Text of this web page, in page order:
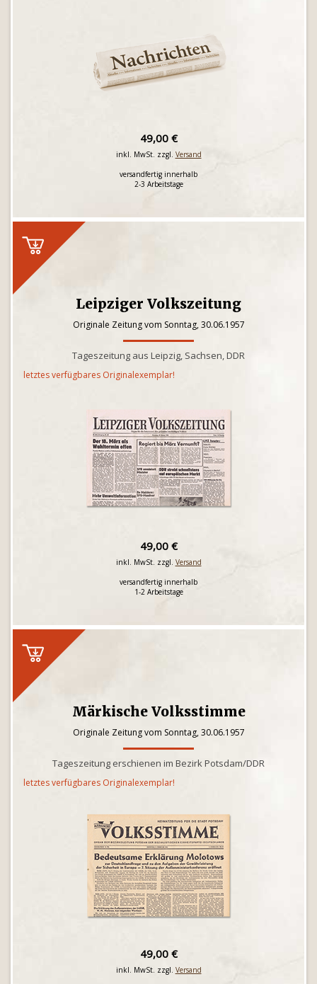
49,00 €
inkl. MwSt. zzgl. Versand
versandfertig innerhalb
2-3 Arbeitstage
Leipziger Volkszeitung
Originale Zeitung vom Sonntag, 30.06.1957
Tageszeitung aus Leipzig, Sachsen, DDR
letztes verfügbares Originalexemplar!
49,00 €
inkl. MwSt. zzgl. Versand
versandfertig innerhalb
1-2 Arbeitstage
Märkische Volksstimme
Originale Zeitung vom Sonntag, 30.06.1957
Tageszeitung erschienen im Bezirk Potsdam/DDR
letztes verfügbares Originalexemplar!
49,00 €
inkl. MwSt. zzgl. Versand